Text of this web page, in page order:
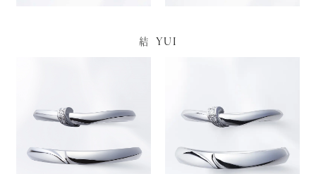
結 YUI